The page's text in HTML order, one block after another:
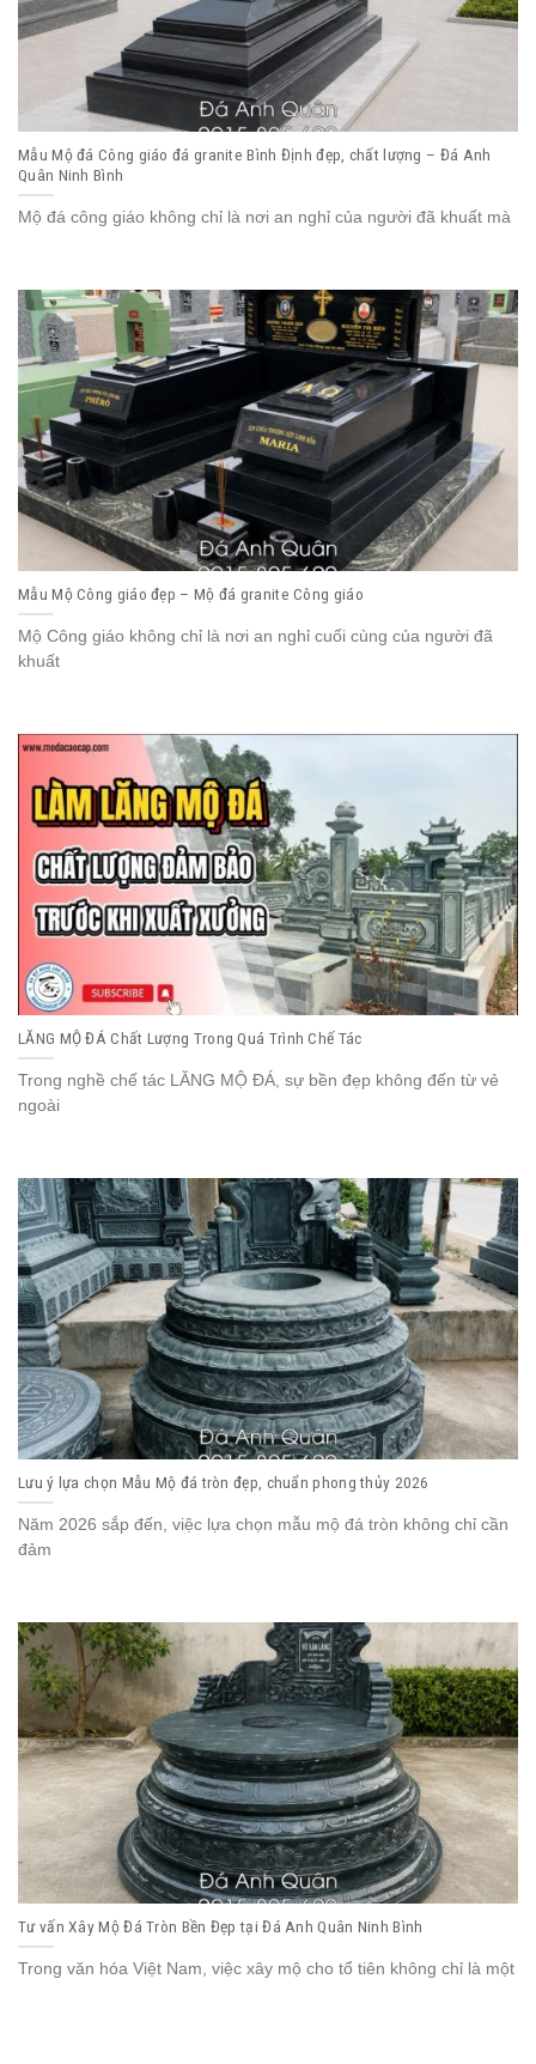
Mẫu Mộ đá Công giáo đá granite Bình Định đẹp, chất lượng – Đá Anh
Quân Ninh Bình
Mộ đá công giáo không chỉ là nơi an nghỉ của người đã khuất mà
Mẫu Mộ Công giáo đẹp – Mộ đá granite Công giáo
Mộ Công giáo không chỉ là nơi an nghỉ cuối cùng của người đã
khuất
LĂNG MỘ ĐÁ Chất Lượng Trong Quá Trình Chế Tác
Trong nghề chế tác LĂNG MỘ ĐÁ, sự bền đẹp không đến từ vẻ
ngoài
Lưu ý lựa chọn Mẫu Mộ đá tròn đẹp, chuẩn phong thủy 2026
Năm 2026 sắp đến, việc lựa chọn mẫu mộ đá tròn không chỉ cần
đảm
Tư vấn Xây Mộ Đá Tròn Bền Đẹp tại Đá Anh Quân Ninh Bình
Trong văn hóa Việt Nam, việc xây mộ cho tổ tiên không chỉ là một